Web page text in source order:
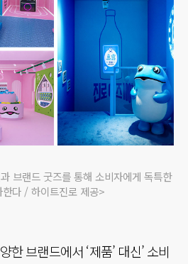
브랜드 굿즈를 통해 소비자에게 독특한
한다 / 하이트진로 제공>
브랜드에서 ‘제품’ 대신’ 소비